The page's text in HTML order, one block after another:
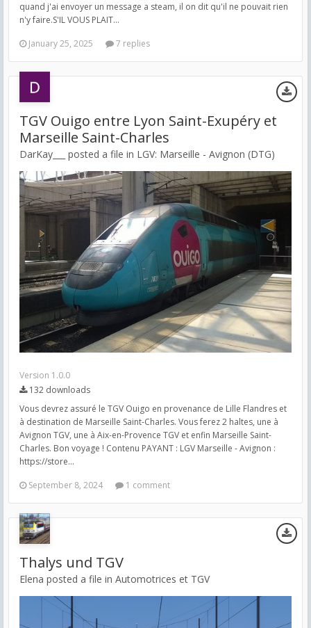
quand j'ai envoyer un message a steam, il on dit qu'il ne pouvait rien
n'y faire.S'IL VOUS PLAIT...
January 25, 2025
7 replies
TGV Ouigo entre Lyon Saint-Exupéry et
Marseille Saint-Charles
DarKay___ posted a file in LGV: Marseille - Avignon (DTG)
Version 1.0.0
132 downloads
Vous devrez assuré le TGV Ouigo en provenance de Lille Flandres et
à destination de Marseille Saint-Charles. Vous ferez 2 haltes, une à
Avignon TGV, une à Aix-en-Provence TGV et enfin Marseille Saint-
Charles. Bon voyage ! Contenu PAYANT : LGV Marseille - Avignon :
https://store...
September 8, 2024
1 comment
Thalys und TGV
Elena posted a file in Automotrices et TGV